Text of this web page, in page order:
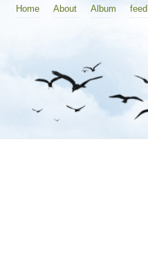
Home About Album feed